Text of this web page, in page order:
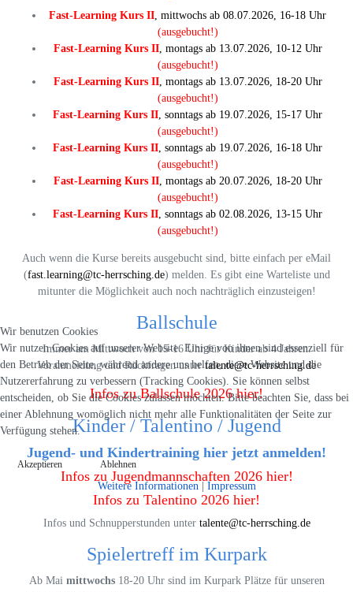
Fast-Learning Kurs II , mittwochs ab 08.07.2026, 16-18 Uhr
(ausgebucht!)
Fast-Learning Kurs II, montags ab 13.07.2026, 10-12 Uhr
(ausgebucht!)
Fast-Learning Kurs II, montags ab 13.07.2026, 18-20 Uhr
(ausgebucht!)
Fast-Learning Kurs II , sonntags ab 19.07.2026, 15-17 Uhr
(ausgebucht!)
Fast-Learning Kurs II , sonntags ab 19.07.2026, 16-18 Uhr
(ausgebucht!)
Fast-Learning Kurs II, montags ab 20.07.2026, 18-20 Uhr
(ausgebucht!)
Fast-Learning Kurs II , sonntags ab 02.08.2026, 13-15 Uhr
(ausgebucht!)
Auch wenn die Kurse bereits ausgebucht sind, bitte einfach per eMail
(fast.learning@tc-herrsching.de) melden. Es gibt eine Warteliste und
mitunter die Möglichkeit auch noch nachträglich einzusteigen!
Ballschule
Immer am Mittwoch von 15-16 Uhr für Kinder ab 4 Jahren.
Voranmeldung und Rückfragen untertalente@tc-herrsching.de
Infos zu Ballschule 2026 hier!
Kinder / Talentino / Jugend
Jugend- und Kindertraining hier jetzt anmelden!
Infos zu Jugendmannschaften 2026 hier!
Infos zu Talentino 2026 hier!
Infos und Schnupperstunden unter talente@tc-herrsching.de
Spielertreff im Kurpark
Ab Mai mittwochs18-20 Uhr sind im Kurpark Plätze für unseren
Wir benutzen Cookies
Wir nutzen Cookies auf unserer Website. Einige von ihnen sind essenziell für
den Betrieb der Seite, während andere uns helfen, diese Website und die
Nutzererfahrung zu verbessern (Tracking Cookies). Sie können selbst
entscheiden, ob Sie die Cookies zulassen möchten. Bitte beachten Sie, dass bei
einer Ablehnung womöglich nicht mehr alle Funktionalitäten der Seite zur
Verfügung stehen.
Akzeptieren Ablehnen
Weitere Informationen Impressum